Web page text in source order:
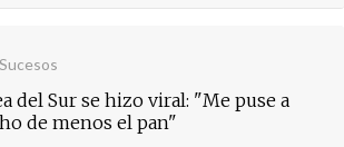
del Sur se hizo viral: "Me puse a
de menos el pan"